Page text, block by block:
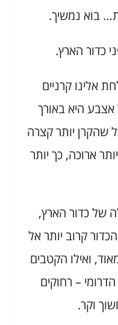
בוא נמשיך.
כדור הארץ.
אלינו קרניים
אצבע היא באורך
שהקרן יותר קצרה
ארוכה, כך יותר
של כדור הארץ,
קרוב יותר אל
ואילו הקטבים
– רחוקים
וקר.